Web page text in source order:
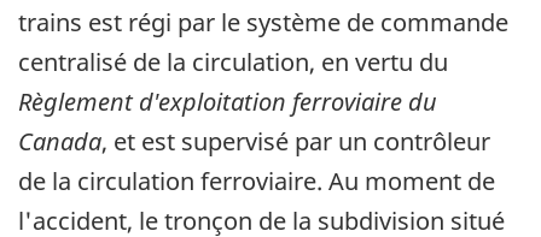
trains est régi par le système de commande
centralisé de la circulation, en vertu du
Règlement d'exploitation ferroviaire du
Canada, et est supervisé par un contrôleur
de la circulation ferroviaire. Au moment de
l'accident, le tronçon de la subdivision situé